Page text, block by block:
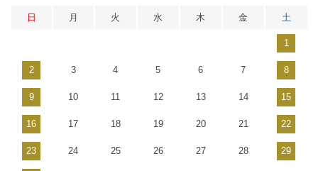
日 月 火 水 木 金 土
1
2 3 4 5 6 7 8
9 10 11 12 13 14 15
16 17 18 19 20 21 22
23 24 25 26 27 28 29